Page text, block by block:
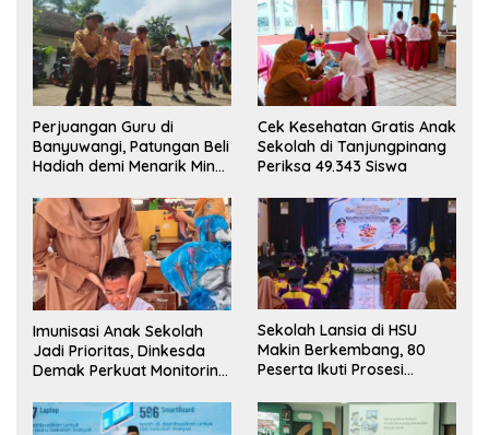
Perjuangan Guru di
Banyuwangi, Patungan Beli
Hadiah demi Menarik Minat
Cek Kesehatan Gratis Anak
Sekolah di Tanjungpinang
Periksa 49.343 Siswa
Imunisasi Anak Sekolah
Jadi Prioritas, Dinkesda
Demak Perkuat Monitoring
Sekolah Lansia di HSU
Makin Berkembang, 80
Peserta Ikuti Prosesi